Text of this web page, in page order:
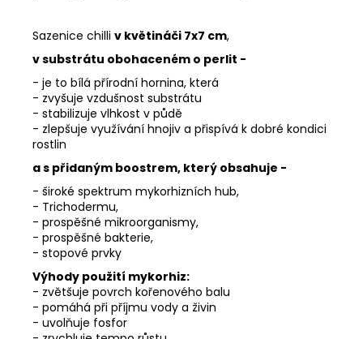
Sazenice chilli v květináči 7x7 cm,
v substrátu obohaceném o perlit -
- je to bílá přírodní hornina, která
- zvyšuje vzdušnost substrátu
- stabilizuje vlhkost v půdě
- zlepšuje využívání hnojiv a přispívá k dobré kondici
rostlin
a s přidaným boostrem, který obsahuje -
- široké spektrum mykorhizních hub,
- Trichodermu,
- prospěšné mikroorganismy,
- prospěšné bakterie,
- stopové prvky
Výhody použití mykorhiz:
- zvětšuje povrch kořenového balu
- pomáhá při příjmu vody a živin
- uvolňuje fosfor